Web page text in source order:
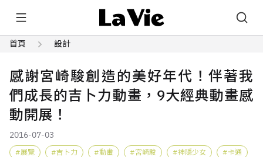
首頁 設計
感謝宮崎駿創造的美好年代！伴著我
們成長的吉卜力動畫，9大經典動畫感
動開展！
2016-07-03
展覽 吉卜力 動畫 宮崎駿 神隱少女 卡通